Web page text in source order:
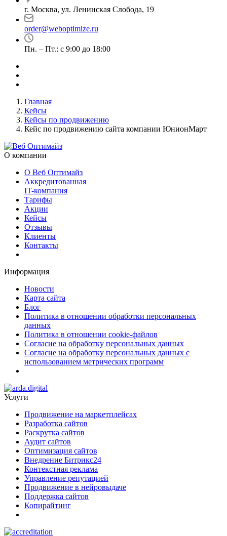
г. Москва, ул. Ленинская Слобода, 19
order@weboptimize.ru
Пн. – Пт.: с 9:00 до 18:00
Главная
Кейсы
Кейсы по продвижению
Кейс по продвижению сайта компании ЮнионМарт
О компании
О Веб Оптимайз
Аккредитованная
IT-компания
Тарифы
Акции
Кейсы
Отзывы
Клиенты
Контакты
Информация
Новости
Карта сайта
Блог
Политика в отношении обработки персональных
данных
Политика в отношении cookie-файлов
Согласие на обработку персональных данных
Согласие на обработку персональных данных с
использованием метрических программ
Услуги
Продвижение на маркетплейсах
Разработка сайтов
Раскрутка сайтов
Аудит сайтов
Оптимизация сайтов
Внедрение Битрикс24
Контекстная реклама
Управление репутацией
Продвижение в нейровыдаче
Поддержка сайтов
Копирайтинг